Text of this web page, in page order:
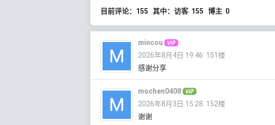
目前评论：155 其中：访客 155 博主 0
mincou
2026年8月4日 19:46 151楼
感谢分享
mochen0408
2026年8月3日 15:28 152楼
谢谢